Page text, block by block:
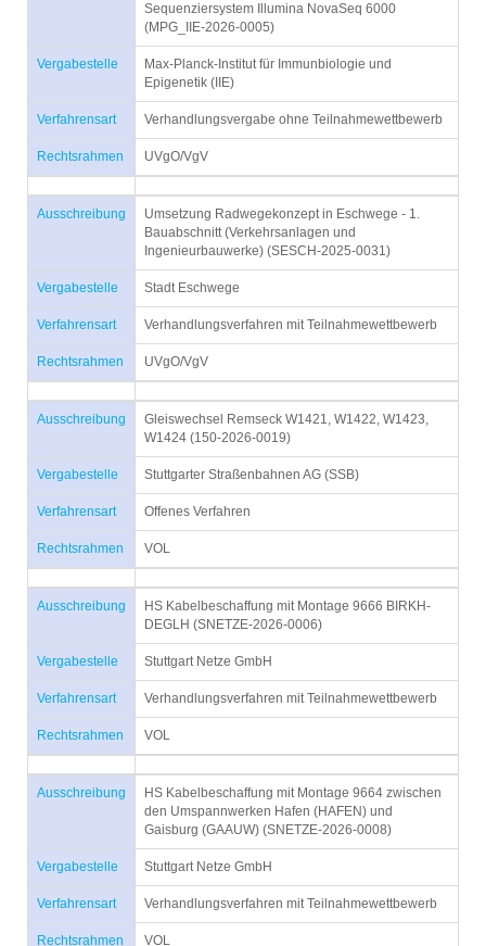
Sequenziersystem Illumina NovaSeq 6000
(MPG_IIE-2026-0005)
Vergabestelle
Max-Planck-Institut für Immunbiologie und
Epigenetik (IIE)
Verfahrensart Verhandlungsvergabe ohne Teilnahmewettbewerb
Rechtsrahmen UVgO/VgV
Ausschreibung
Umsetzung Radwegekonzept in Eschwege - 1.
Bauabschnitt (Verkehrsanlagen und
Ingenieurbauwerke) (SESCH-2025-0031)
Vergabestelle Stadt Eschwege
Verfahrensart Verhandlungsverfahren mit Teilnahmewettbewerb
Rechtsrahmen UVgO/VgV
Ausschreibung
Gleiswechsel Remseck W1421, W1422, W1423,
W1424 (150-2026-0019)
Vergabestelle Stuttgarter Straßenbahnen AG (SSB)
Verfahrensart Offenes Verfahren
Rechtsrahmen VOL
Ausschreibung
HS Kabelbeschaffung mit Montage 9666 BIRKH-
DEGLH (SNETZE-2026-0006)
Vergabestelle Stuttgart Netze GmbH
Verfahrensart Verhandlungsverfahren mit Teilnahmewettbewerb
Rechtsrahmen VOL
Ausschreibung
HS Kabelbeschaffung mit Montage 9664 zwischen
den Umspannwerken Hafen (HAFEN) und
Gaisburg (GAAUW) (SNETZE-2026-0008)
Vergabestelle Stuttgart Netze GmbH
Verfahrensart Verhandlungsverfahren mit Teilnahmewettbewerb
Rechtsrahmen VOL